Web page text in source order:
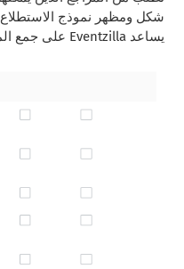
شكل ومظهر نموذج
يساعد Eventzilla على جمع المعلومات النوعية من عملائها.